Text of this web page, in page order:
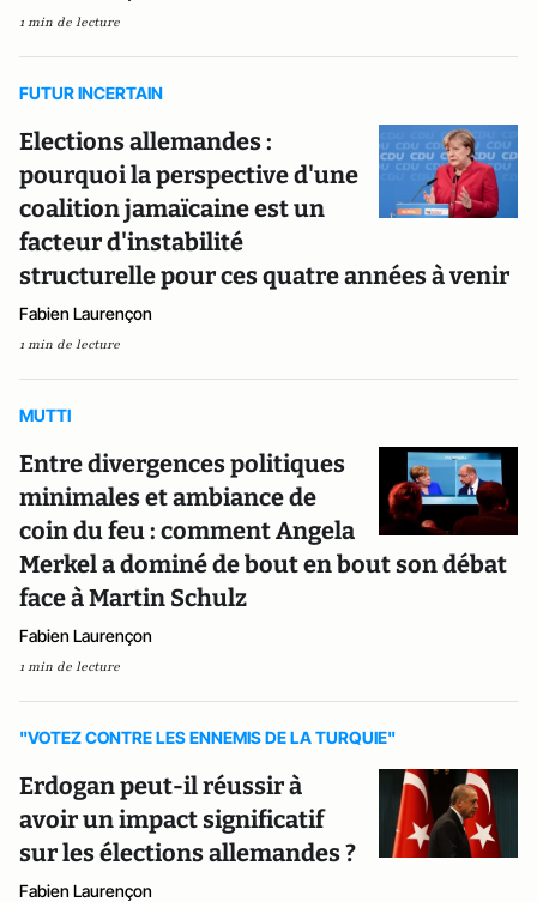
1 min de lecture
FUTUR INCERTAIN
Elections allemandes :
pourquoi la perspective d'une
coalition jamaïcaine est un
facteur d'instabilité
structurelle pour ces quatre années à venir
Fabien Laurençon
1 min de lecture
MUTTI
Entre divergences politiques
minimales et ambiance de
coin du feu : comment Angela
Merkel a dominé de bout en bout son débat
face à Martin Schulz
Fabien Laurençon
1 min de lecture
"VOTEZ CONTRE LES ENNEMIS DE LA TURQUIE"
Erdogan peut-il réussir à
avoir un impact significatif
sur les élections allemandes ?
Fabien Laurençon